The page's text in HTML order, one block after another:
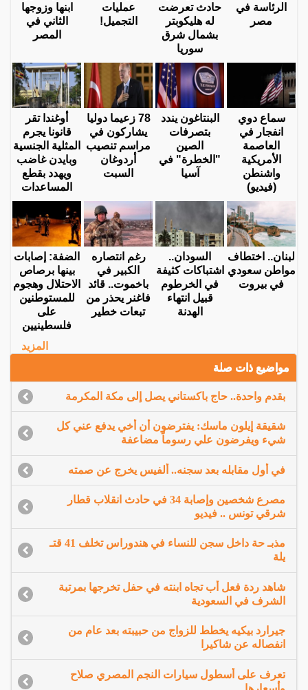
الرئاسة في
مصر
حادث تعرضت
له هليكوبتر
بشمال شرق
سوريا
عمليات
التجميل!
ابنها وزوجها
الثاني في
المصر
سماع دوي
انفجار في
العاصمة
الأمريكية
واشنطن
(فيديو)
البنتاغون يندد
بتصرفات
الصين
"الخطرة" في
آسيا
78 زعيما دوليا
يشاركون في
مراسم تنصيب
أردوغان
السبت
أوغندا تقر
قانونا يجرم
المثلية الجنسية
وبايدن غاضب
ويهدد بقطع
المساعدات
لبنان.. اختطاف
مواطن سعودي
في بيروت
السودان..
اشتباكات كثيفة
في الخرطوم
قبيل انتهاء
الهدنة
رغم انتصاره
الكبير في
باخموت.. قائد
فاغنر يحذر من
تبعات خطير
الضفة: إصابات
بينها برصاص
الاحتلال وهجوم
للمستوطنين
على
فلسطينيين
المزيد
مواضيع ذات صلة
بقدم واحدة.. حاج باكستاني يصل إلى مكة المكرمة
شقيقة إيلون ماسك: يفترضون أن أخي يدفع عني كل
شيء ويفرضون علي رسوماً مضاعفة
في أول مقابله بعد سجنه.. ألفيس يخرج عن صمته
مصرع شخصين وإصابة 34 في حادث انقلاب قطار
شرقي تونس .. فيديو
مذبـ حة داخل سجن للنساء في هندوراس تخلف 41 قتـ
يلة
شاهد ردة فعل أب تجاه ابنته في حفل تخرجها بمرتبة
الشرف في السعودية
جيرارد بيكيه يخطط للزواج من حبيبته بعد عام من
انفصاله عن شاكيرا
تعرف على أسطول سيارات النجم المصري صلاح